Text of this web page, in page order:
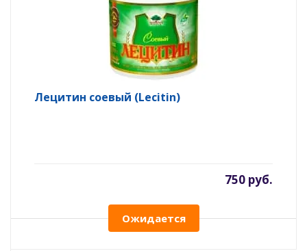
Лецитин соевый (Lecitin)
750 руб.
Ожидается